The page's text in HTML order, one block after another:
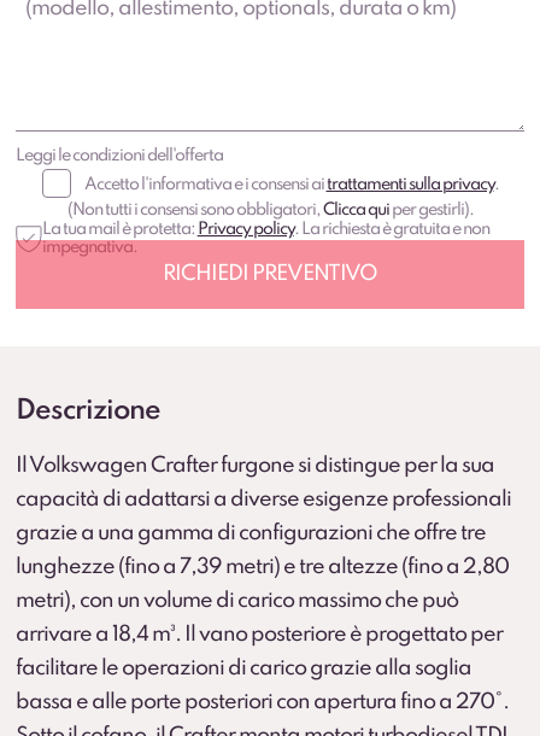
Leggi le condizioni dell'offerta
Accetto l'informativa e i consensi aitrattamenti sulla privacy.
(Non tutti i consensi sono obbligatori,Clicca quiper gestirli).
La tua mail è protetta: Privacy policy. La richiesta è gratuita e non
impegnativa.
Descrizione
Il Volkswagen Crafter furgone si distingue per la sua
capacità di adattarsi a diverse esigenze professionali
grazie a una gamma di configurazioni che offre tre
lunghezze (fino a 7,39 metri) e tre altezze (fino a 2,80
metri), con un volume di carico massimo che può
arrivare a 18,4 m³. Il vano posteriore è progettato per
facilitare le operazioni di carico grazie alla soglia
bassa e alle porte posteriori con apertura fino a 270°.